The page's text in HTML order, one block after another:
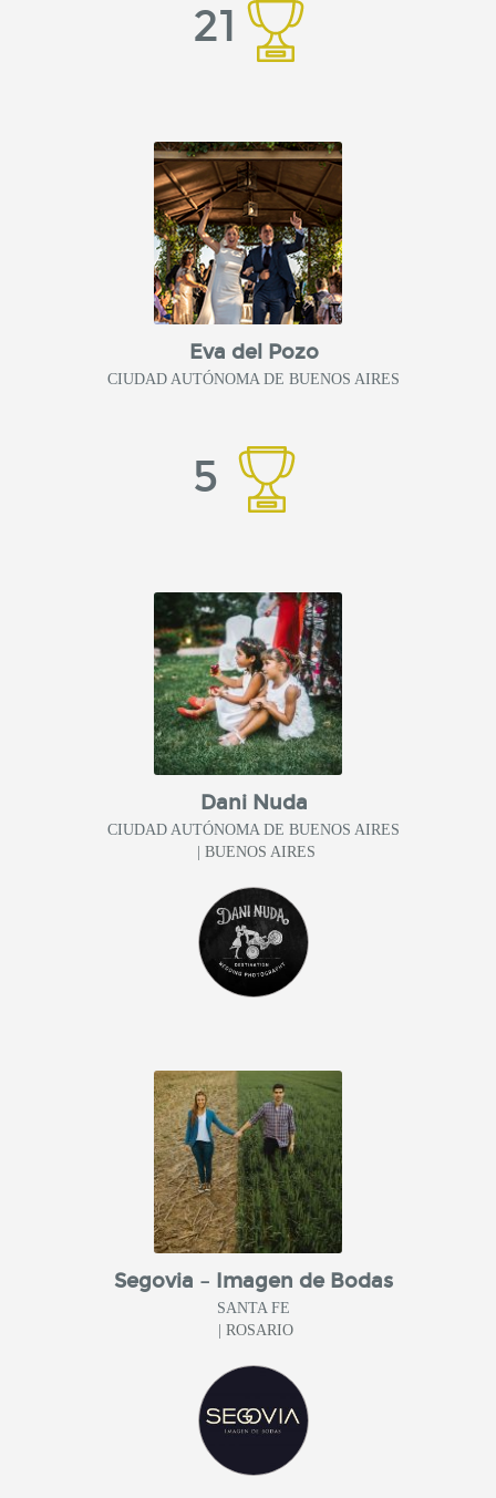
21
Eva del Pozo
CIUDAD AUTÓNOMA DE BUENOS AIRES
5
Dani Nuda
CIUDAD AUTÓNOMA DE BUENOS AIRES
| BUENOS AIRES
Segovia – Imagen de Bodas
SANTA FE
| ROSARIO